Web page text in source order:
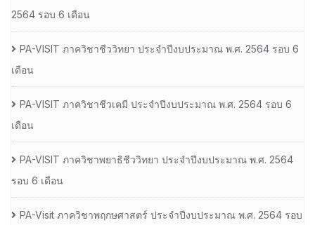
2564 รอบ 6 เดือน
PA-VISIT ภาควิชาชีววิทยา ประจำปีงบประมาณ พ.ศ. 2564 รอบ 6
เดือน
PA-VISIT ภาควิชาชีวเคมี ประจำปีงบประมาณ พ.ศ. 2564 รอบ 6
เดือน
PA-VISIT ภาควิชาพยาธิชีววิทยา ประจำปีงบประมาณ พ.ศ. 2564
รอบ 6 เดือน
PA-Visit ภาควิชาพฤกษศาสตร์ ประจำปีงบประมาณ พ.ศ. 2564 รอบ